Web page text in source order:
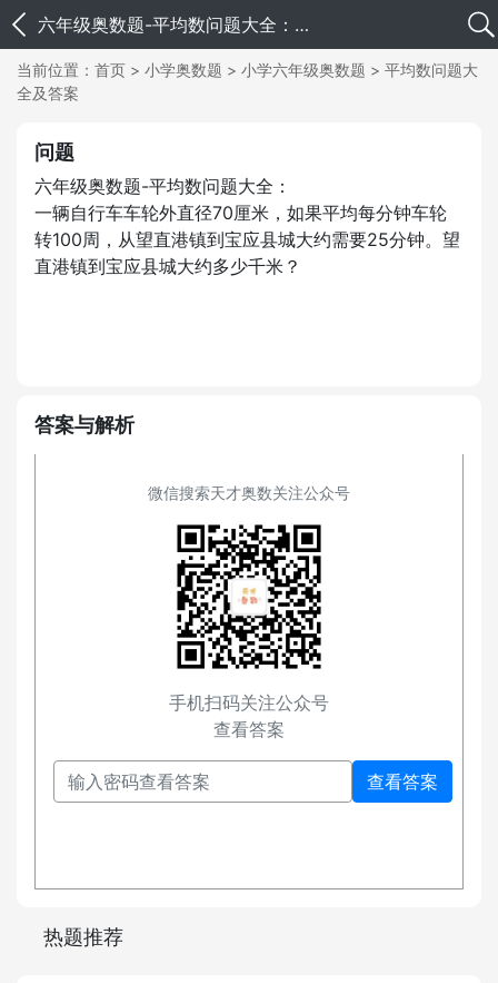
六年级奥数题-平均数问题大全：一辆自行车车轮外直径70厘米，如果平均每分钟车轮转100周，从望直港镇到宝应县城大约需要25分钟。望直港镇到宝应县城大约多少千米？
当前位置： 首页 > 小学奥数题 > 小学六年级奥数题 > 平均数问题大
全及答案
问题
六年级奥数题-平均数问题大全：
一辆自行车车轮外直径70厘米，如果平均每分钟车轮
转100周，从望直港镇到宝应县城大约需要25分钟。望
直港镇到宝应县城大约多少千米？
答案与解析
微信搜索天才奥数关注公众号
手机扫码关注公众号
查看答案
查看答案
热题推荐